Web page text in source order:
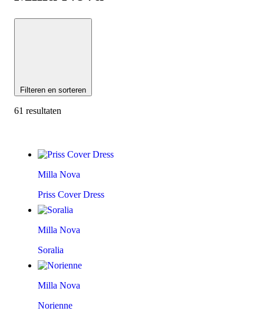
Filteren en sorteren
61 resultaten
Milla Nova
Priss Cover Dress
Milla Nova
Soralia
Milla Nova
Norienne